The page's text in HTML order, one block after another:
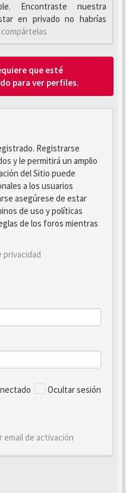
Encontraste nuestra
en privado no habrías
que esté
para ver perfiles.
Registrarse
y le permitirá un amplio
del Sitio puede
a los usuarios
asegúrese de estar
de uso y políticas
de los foros mientras
privacidad
Ocultar sesión
email de activación